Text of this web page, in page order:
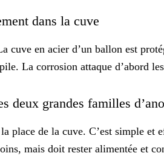
dans la cuve
cuve en acier d’un ballon est
La corrosion attaque d’abord
deux grandes familles
place de la cuve. C’est simple
mais doit rester alimentée et